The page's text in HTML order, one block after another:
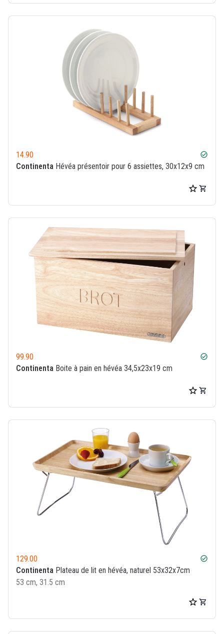
14.90 check_circle
Continenta Hévéa présentoir pour 6 assiettes, 30x12x9 cm
99.90 check_circle
Continenta Boite à pain en hévéa 34,5x23x19 cm
129.00 check_circle
Continenta Plateau de lit en hévéa, naturel 53x32x7cm
53 cm, 31.5 cm